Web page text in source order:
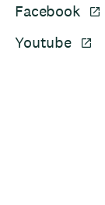
Facebook
Youtube